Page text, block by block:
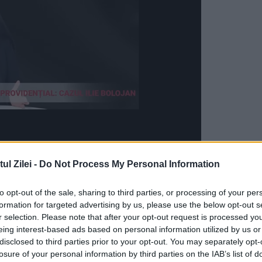
Zilei - Do Not Process My Personal Information
opt-out of the sale, sharing to third parties, or processing of your
for targeted advertising by us, please use the below opt-out
selection. Please note that after your opt-out request is processed
interest-based ads based on personal information utilized by us
to third parties prior to your opt-out. You may separately
of your personal information by third parties on the IAB’s list of
din ultimele ore
atacuri terestre împotriva trupelor
grupării a subliniat că ar fi gata să o facă.
răspândite în presa internațională încă de